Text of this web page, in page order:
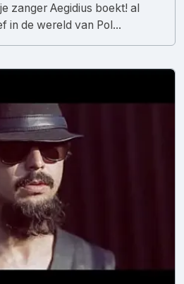
zanger Aegidius boekt! al
in de wereld van Pol...